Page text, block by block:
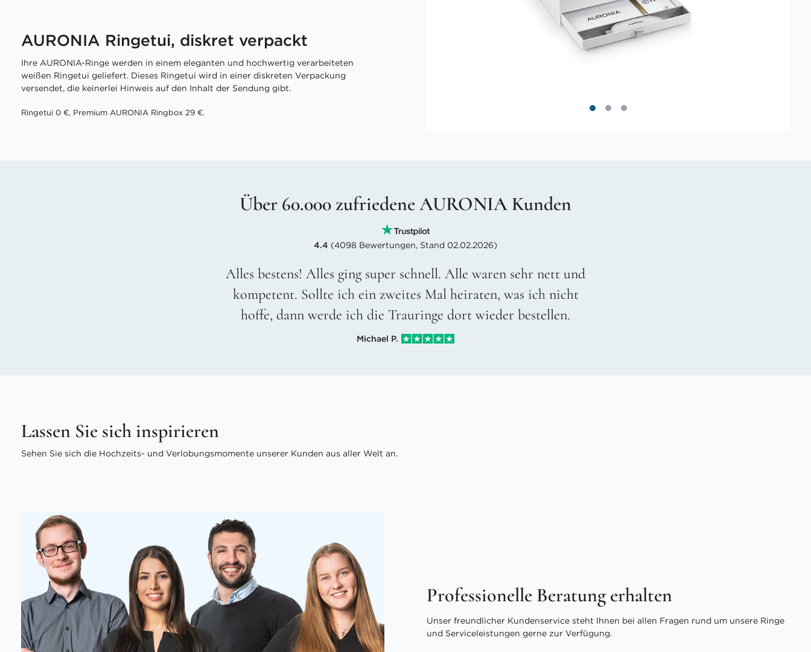
AURONIA Ringetui, diskret verpackt
Ihre AURONIA-Ringe werden in einem eleganten und hochwertig verarbeiteten
weißen Ringetui geliefert. Dieses Ringetui wird in einer diskreten Verpackung
versendet, die keinerlei Hinweis auf den Inhalt der Sendung gibt.
Ringetui 0 €, Premium AURONIA Ringbox 29 €.
Über 60.000 zufriedene AURONIA Kunden
4.4 (4098 Bewertungen, Stand 02.02.2026)
Alles bestens! Alles ging super schnell. Alle waren sehr nett und
kompetent. Sollte ich ein zweites Mal heiraten, was ich nicht
hoffe, dann werde ich die Trauringe dort wieder bestellen.
Michael P.
Lassen Sie sich inspirieren
Sehen Sie sich die Hochzeits- und Verlobungsmomente unserer Kunden aus aller Welt an.
Professionelle Beratung erhalten
Unser freundlicher Kundenservice steht Ihnen bei allen Fragen rund um unsere Ringe
und Serviceleistungen gerne zur Verfügung.